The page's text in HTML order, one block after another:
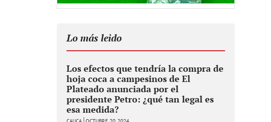
Lo más leido
Los efectos que tendría la compra de
hoja coca a campesinos de El
Plateado anunciada por el
presidente Petro: ¿qué tan legal es
esa medida?